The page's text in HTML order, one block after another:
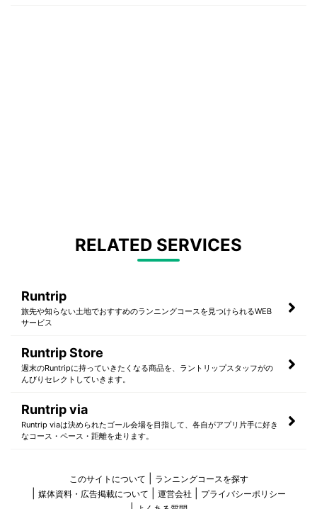
RELATED SERVICES
Runtrip
旅先や知らない土地でおすすめのランニングコースを見つけられるWEB
サービス
Runtrip Store
週末のRuntripに持っていきたくなる商品を、ラントリップスタッフがの
んびりセレクトしていきます。
Runtrip via
Runtrip viaは決められたゴール会場を目指して、各自がアプリ片手に好き
なコース・ペース・距離を走ります。
このサイトについて
ランニングコースを探す
媒体資料・広告掲載について
運営会社
プライバシーポリシー